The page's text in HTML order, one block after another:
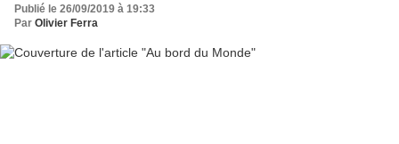
Publié le 26/09/2019 à 19:33
Par Olivier Ferra